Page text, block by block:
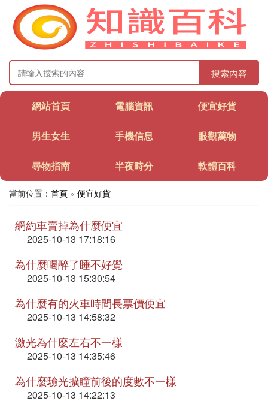
搜索內容
網站首頁 電腦資訊 便宜好貨
男生女生 手機信息 眼觀萬物
尋物指南 半夜時分 軟體百科
當前位置： 首頁 » 便宜好貨
網約車賣掉為什麼便宜
2025-10-13 17:18:16
為什麼喝醉了睡不好覺
2025-10-13 15:30:54
為什麼有的火車時間長票價便宜
2025-10-13 14:58:32
激光為什麼左右不一樣
2025-10-13 14:35:46
為什麼驗光擴瞳前後的度數不一樣
2025-10-13 14:22:13